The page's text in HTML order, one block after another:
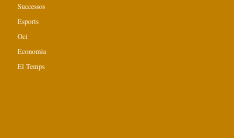
Successos
Esports
Oci
Economia
El Temps